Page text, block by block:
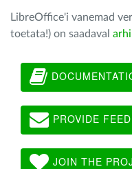
LibreOffice'i vanemad
toetata!) on saadaval
PROVIDE
JOIN THE